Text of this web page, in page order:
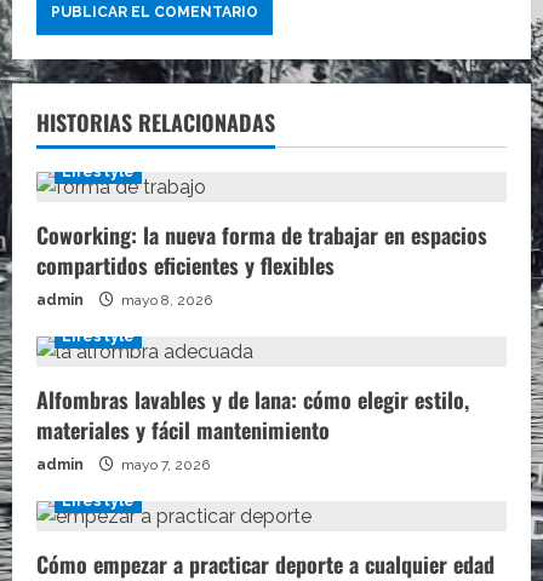
HISTORIAS RELACIONADAS
Lifestyle
Coworking: la nueva forma de trabajar en espacios
compartidos eficientes y flexibles
admin mayo 8, 2026
Lifestyle
Alfombras lavables y de lana: cómo elegir estilo,
materiales y fácil mantenimiento
admin mayo 7, 2026
Lifestyle
Cómo empezar a practicar deporte a cualquier edad